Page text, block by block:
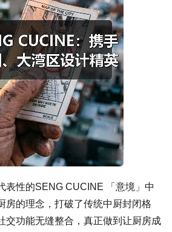
表性的SENG CUCINE 「意境」中
房的理念，打破了传统中厨封闭格
交功能无缝整合，真正做到让厨房成